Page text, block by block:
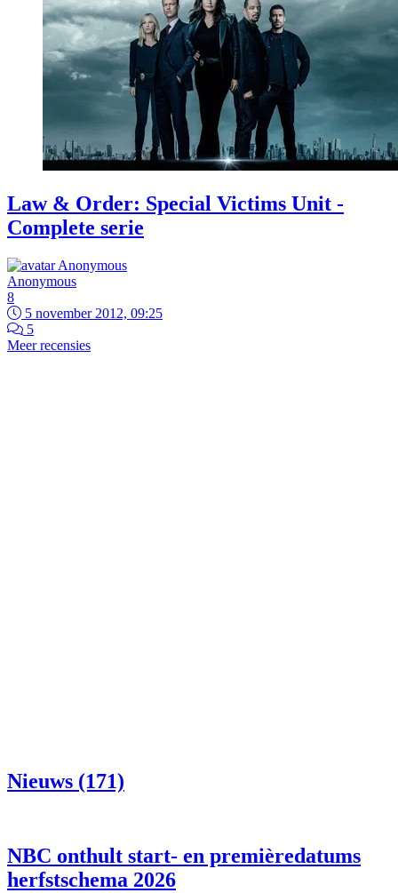
Law & Order: Special Victims Unit -
Complete serie
Anonymous
8
5 november 2012, 09:25
5
Meer recensies
Nieuws (171)
NBC onthult start- en premièredatums
herfstschema 2026